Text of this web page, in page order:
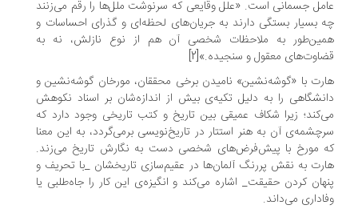
جسمانی است. «علل وقایعی که سرنوشت ملل‌ها را رقم می‌زنند
بسیار بستگی دارند به جریان‌های لحظه‌ای و گذرای احساسات و
به ملاحظات شخصی آن هم از نوع نازلش، نه به
معقول و سنجیده.»[2]
با «گوشه‌نشین» نامیدن برخی محققان، مورخان گوشه‌نشین و
را به دلیل تکیه‌ی بیش از اندازه‌شان بر اسناد نکوهش
زیرا شکاف عمیقی بین تاریخ و کتب تاریخی وجود دارد که
آن به هنر استتار در تاریخ‌نویسی برمی‌گردد، به این معنا
مورخ با پیش‌فرض‌های شخصی دست به نگارش تاریخ می‌زند.
به نقش پررنگ آلمان‌ها در عقیم‌سازی تاریخشان _با تحریف و
کردن حقیقت_ اشاره می‌کند و انگیزه‌ی این کار را جاه‌طلبی یا
می‌داند.